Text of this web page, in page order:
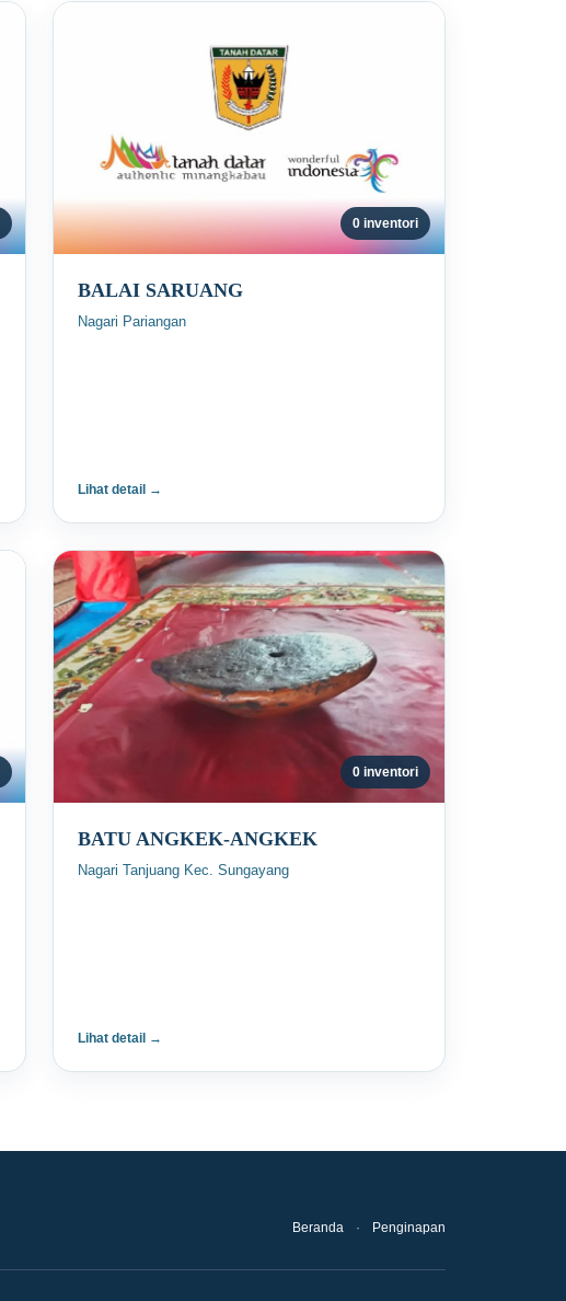
0 inventori
BALAI SARUANG
Nagari Pariangan
Lihat detail →
0 inventori
BATU ANGKEK-ANGKEK
Nagari Tanjuang Kec. Sungayang
Lihat detail →
Beranda · Penginapan